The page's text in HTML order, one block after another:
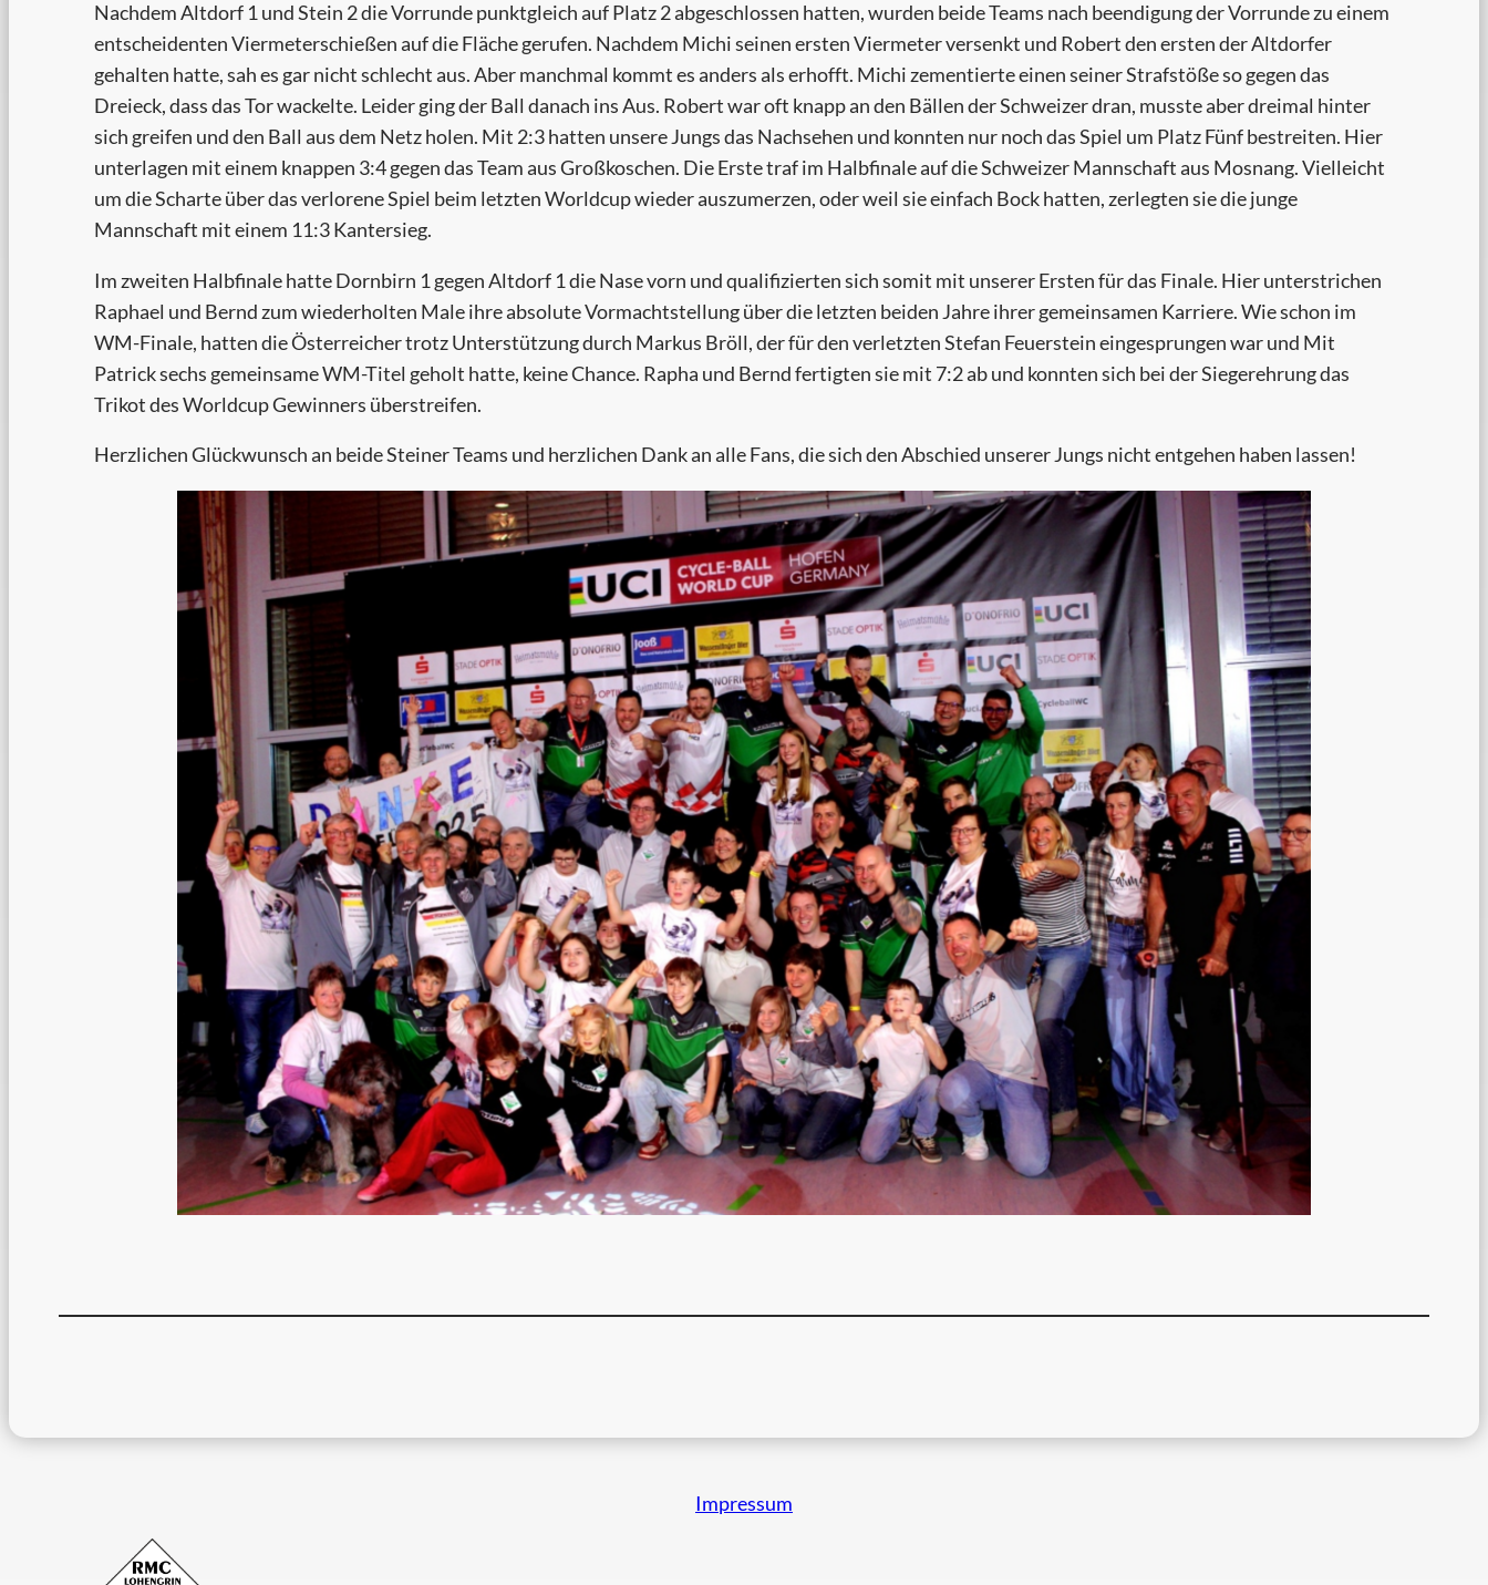
Nachdem Altdorf 1 und Stein 2 die Vorrunde punktgleich auf Platz 2 abgeschlossen hatten, wurden beide Teams nach beendigung der Vorrunde zu einem
entscheidenten Viermeterschießen auf die Fläche gerufen. Nachdem Michi seinen ersten Viermeter versenkt und Robert den ersten der Altdorfer
gehalten hatte, sah es gar nicht schlecht aus. Aber manchmal kommt es anders als erhofft. Michi zementierte einen seiner Strafstöße so gegen das
Dreieck, dass das Tor wackelte. Leider ging der Ball danach ins Aus. Robert war oft knapp an den Bällen der Schweizer dran, musste aber dreimal hinter
sich greifen und den Ball aus dem Netz holen. Mit 2:3 hatten unsere Jungs das Nachsehen und konnten nur noch das Spiel um Platz Fünf bestreiten. Hier
unterlagen mit einem knappen 3:4 gegen das Team aus Großkoschen. Die Erste traf im Halbfinale auf die Schweizer Mannschaft aus Mosnang. Vielleicht
um die Scharte über das verlorene Spiel beim letzten Worldcup wieder auszumerzen, oder weil sie einfach Bock hatten, zerlegten sie die junge
Mannschaft mit einem 11:3 Kantersieg.
Im zweiten Halbfinale hatte Dornbirn 1 gegen Altdorf 1 die Nase vorn und qualifizierten sich somit mit unserer Ersten für das Finale. Hier unterstrichen
Raphael und Bernd zum wiederholten Male ihre absolute Vormachtstellung über die letzten beiden Jahre ihrer gemeinsamen Karriere. Wie schon im
WM-Finale, hatten die Österreicher trotz Unterstützung durch Markus Bröll, der für den verletzten Stefan Feuerstein eingesprungen war und Mit
Patrick sechs gemeinsame WM-Titel geholt hatte, keine Chance. Rapha und Bernd fertigten sie mit 7:2 ab und konnten sich bei der Siegerehrung das
Trikot des Worldcup Gewinners überstreifen.
Herzlichen Glückwunsch an beide Steiner Teams und herzlichen Dank an alle Fans, die sich den Abschied unserer Jungs nicht entgehen haben lassen!
Impressum